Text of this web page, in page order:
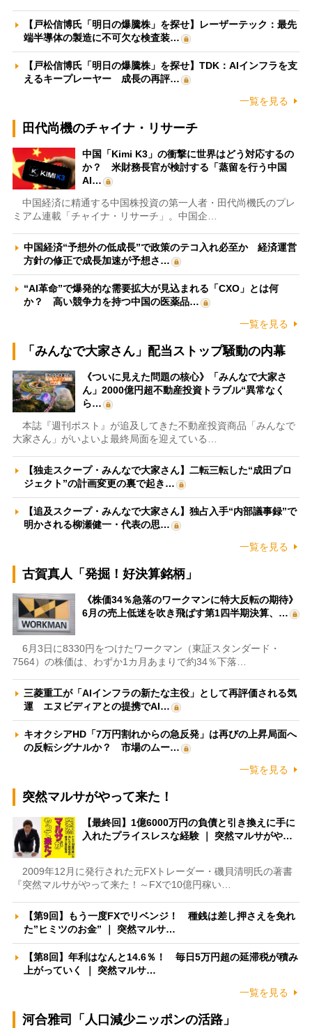
【戸松信博氏「明日の爆騰株」を探せ】レーザーテック：最先
端半導体の製造に不可欠な検査装…
【戸松信博氏「明日の爆騰株」を探せ】TDK：AIインフラを支
えるキープレーヤー 成長の再評…
一覧を見る
田代尚機のチャイナ・リサーチ
中国「Kimi K3」の衝撃に世界はどう対応するの
か？ 米財務長官が検討する「蒸留を行う中国
AI…
中国経済に精通する中国株投資の第一人者・田代尚機氏のプレ
ミアム連載「チャイナ・リサーチ」。中国企…
中国経済“予想外の低成長”で政策のテコ入れ必至か 経済運営
方針の修正で成長加速が予想さ…
“AI革命”で爆発的な需要拡大が見込まれる「CXO」とは何
か？ 高い競争力を持つ中国の医薬品…
一覧を見る
「みんなで大家さん」配当ストップ騒動の内幕
《ついに見えた問題の核心》「みんなで大家さ
ん」2000億円超不動産投資トラブル“異常なく
ら…
本誌『週刊ポスト』が追及してきた不動産投資商品「みんなで
大家さん」がいよいよ最終局面を迎えている…
【独走スクープ・みんなで大家さん】二転三転した“成田プロ
ジェクト”の計画変更の裏で起き…
【追及スクープ・みんなで大家さん】独占入手“内部議事録”で
明かされる柳瀬健一・代表の思…
一覧を見る
古賀真人「発掘！好決算銘柄」
《株価34％急落のワークマンに特大反転の期待》
6月の売上低迷を吹き飛ばす第1四半期決算、…
6月3日に8330円をつけたワークマン（東証スタンダード・
7564）の株価は、わずか1カ月あまりで約34％下落…
三菱重工が「AIインフラの新たな主役」として再評価される気
運 エヌビディアとの提携でAI…
キオクシアHD「7万円割れからの急反発」は再びの上昇局面へ
の反転シグナルか？ 市場のムー…
一覧を見る
突然マルサがやって来た！
【最終回】1億6000万円の負債と引き換えに手に
入れたプライスレスな経験 ｜ 突然マルサがや…
2009年12月に発行された元FXトレーダー・磯貝清明氏の著書
『突然マルサがやって来た！～FXで10億円稼い…
【第9回】もう一度FXでリベンジ！ 種銭は差し押さえを免れ
た”ヒミツのお金” ｜ 突然マルサ…
【第8回】年利はなんと14.6％！ 毎日5万円超の延滞税が積み
上がっていく ｜ 突然マルサ…
一覧を見る
河合雅司「人口減少ニッポンの活路」